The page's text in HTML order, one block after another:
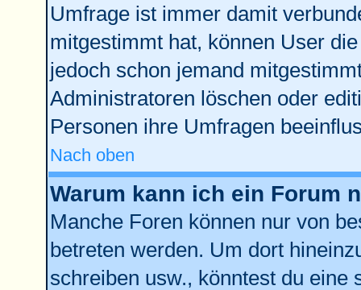
Umfrage ist immer damit
mitgestimmt hat, können User
jedoch schon jemand
Administratoren löschen oder
Personen ihre Umfragen
Nach oben
Warum kann ich ein Forum
Manche Foren können nur von
betreten werden. Um dort
schreiben usw., könntest du eine